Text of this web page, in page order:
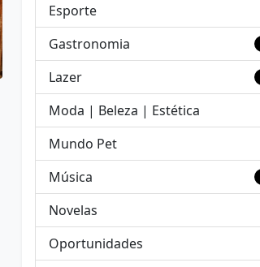
Esporte
Gastronomia
Lazer
Moda | Beleza | Estética
Mundo Pet
Música
Novelas
Oportunidades